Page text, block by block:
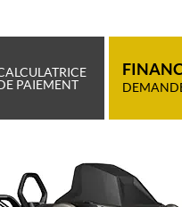
PAIEMENT